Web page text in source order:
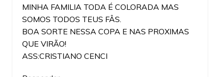
MINHA FAMILIA TODA É COLORADA MAS
SOMOS TODOS TEUS FÂS.
BOA SORTE NESSA COPA E NAS PROXIMAS
QUE VIRÃO!
ASS:CRISTIANO CENCI